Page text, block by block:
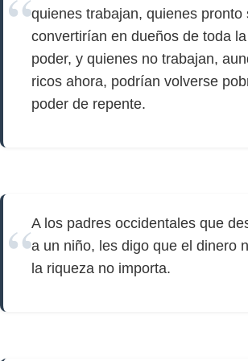
quienes trabajan, quienes pronto
convertirían en dueños de toda
poder, y quienes no trabajan,
ricos ahora, podrían volverse
poder de repente.
A los padres occidentales que
a un niño, les digo que el dinero
la riqueza no importa.